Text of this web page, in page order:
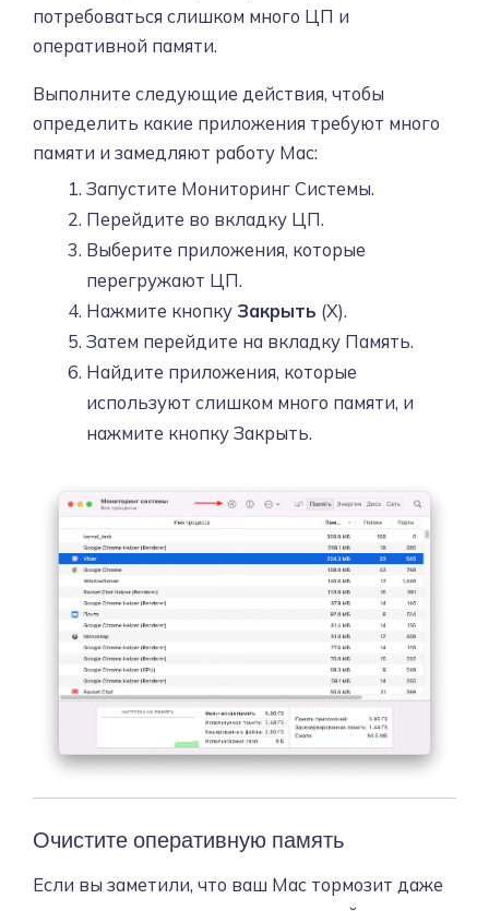
потребоваться слишком много ЦП и
оперативной памяти.
Выполните следующие действия, чтобы
определить какие приложения требуют много
памяти и замедляют работу Mac:
Запустите Мониторинг Системы.
Перейдите во вкладку ЦП.
Выберите приложения, которые
перегружают ЦП.
Нажмите кнопку Закрыть (X).
Затем перейдите на вкладку Память.
Найдите приложения, которые
используют слишком много памяти, и
нажмите кнопку Закрыть.
Очистите оперативную память
Если вы заметили, что ваш Mac тормозит даже